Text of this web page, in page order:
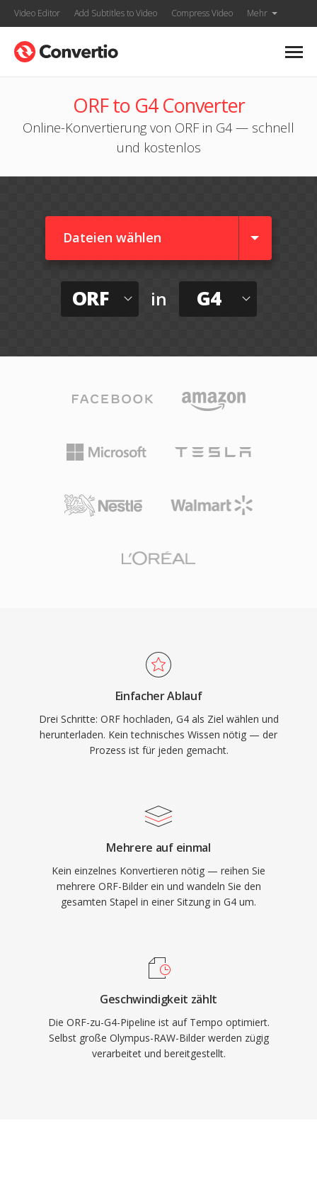
Video Editor Add Subtitles to Video Compress Video Mehr
ORF to G4 Converter
Online-Konvertierung von ORF in G4 — schnell
und kostenlos
Dateien wählen
ORF in G4
Einfacher Ablauf
Drei Schritte: ORF hochladen, G4 als Ziel wählen und
herunterladen. Kein technisches Wissen nötig — der
Prozess ist für jeden gemacht.
Mehrere auf einmal
Kein einzelnes Konvertieren nötig — reihen Sie
mehrere ORF-Bilder ein und wandeln Sie den
gesamten Stapel in einer Sitzung in G4 um.
Geschwindigkeit zählt
Die ORF-zu-G4-Pipeline ist auf Tempo optimiert.
Selbst große Olympus-RAW-Bilder werden zügig
verarbeitet und bereitgestellt.